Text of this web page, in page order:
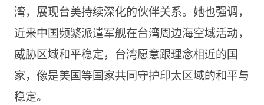
湾，展现台美持续深化的伙伴关系。她也强调，
近来中国频繁派遣军舰在台湾周边海空域活动，
威胁区域和平稳定，台湾愿意跟理念相近的国
家，像是美国等国家共同守护印太区域的和平与
稳定。